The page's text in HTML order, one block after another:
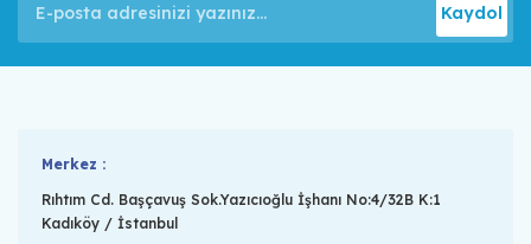
Kaydol
Merkez :
Rıhtım Cd. Başçavuş Sok.Yazıcıoğlu İşhanı No:4/32B K:1
Kadıköy / İstanbul